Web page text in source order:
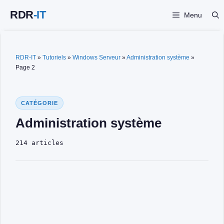
Menu
RDR-IT » Tutoriels » Windows Serveur »Administration système »
Page 2
CATÉGORIE
Administration système
214 articles